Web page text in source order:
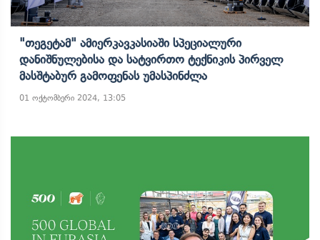
"თეგეტამ" Ამიერკავკასიაში Სპეციალური
Დანიშნულებისა Და Სატვირთო Ტექნიკის Პირველ
Მასშტაბურ Გამოფენას Უმასპინძლა
01 ოქტომბერი 2024, 13:05